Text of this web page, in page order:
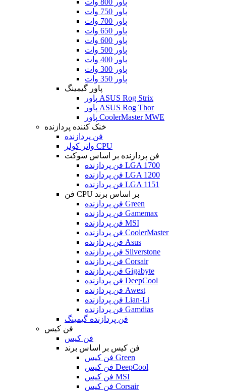
پاور 800 وات
پاور 750 وات
پاور 700 وات
پاور 650 وات
پاور 600 وات
پاور 500 وات
پاور 400 وات
پاور 300 وات
پاور 350 وات
پاور گیمینگ
پاور ASUS Rog Strix
پاور ASUS Rog Thor
پاور CoolerMaster MWE
خنک کننده پردازنده
فن پردازنده
واتر کولر CPU
فن پردازنده بر اساس سوکت
فن پردازنده LGA 1700
فن پردازنده LGA 1200
فن پردازنده LGA 1151
فن CPU بر اساس برند
فن پردازنده Green
فن پردازنده Gamemax
فن پردازنده MSI
فن پردازنده CoolerMaster
فن پردازنده Asus
فن پردازنده Silverstone
فن پردازنده Corsair
فن پردازنده Gigabyte
فن پردازنده DeepCool
فن پردازنده Awest
فن پردازنده Lian-Li
فن پردازنده Gamdias
فن پردازنده گیمینگ
فن کیس
فن کیس
فن کیس بر اساس برند
فن کیس Green
فن کیس DeepCool
فن کیس MSI
فن کیس Corsair